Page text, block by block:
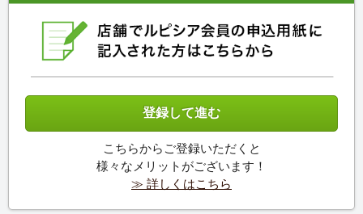
こちらからご登録いただくと
様々なメリットがございます！
≫ 詳しくはこちら